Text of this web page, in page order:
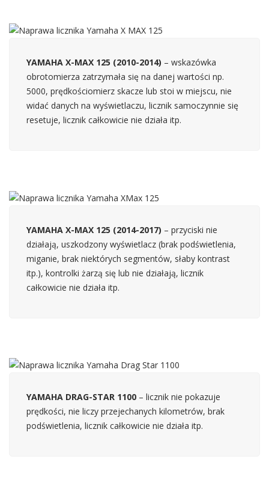
YAMAHA X-MAX 125 (2010-2014) – wskazówka
obrotomierza zatrzymała się na danej wartości np.
5000, prędkościomierz skacze lub stoi w miejscu, nie
widać danych na wyświetlaczu, licznik samoczynnie się
resetuje, licznik całkowicie nie działa itp.
YAMAHA X-MAX 125 (2014-2017) – przyciski nie
działają, uszkodzony wyświetlacz (brak podświetlenia,
miganie, brak niektórych segmentów, słaby kontrast
itp.), kontrolki żarzą się lub nie działają, licznik
całkowicie nie działa itp.
YAMAHA DRAG-STAR 1100 – licznik nie pokazuje
prędkości, nie liczy przejechanych kilometrów, brak
podświetlenia, licznik całkowicie nie działa itp.